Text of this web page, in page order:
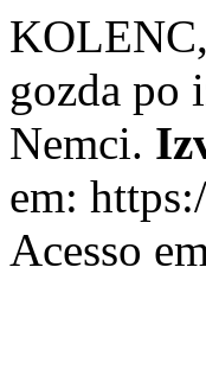
gozda po
Nemci.
em:
Acesso